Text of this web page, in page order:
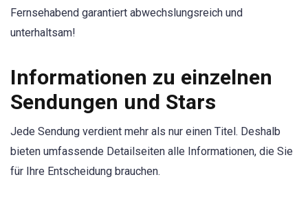
Fernsehabend garantiert abwechslungsreich und
unterhaltsam!
Informationen zu einzelnen
Sendungen und Stars
Jede Sendung verdient mehr als nur einen Titel. Deshalb
bieten umfassende Detailseiten alle Informationen, die Sie
für Ihre Entscheidung brauchen.